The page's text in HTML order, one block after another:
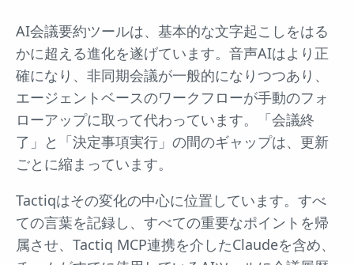
AI会議要約ツールは、基本的な文字起こしをはる
かに超える進化を遂げています。音声AIはより正
確になり、非同期会議が一般的になりつつあり、
エージェントベースのワークフローが手動のフォ
ローアップに取って代わっています。「会議終
了」と「決定事項実行」の間のギャップは、更新
ごとに縮まっています。
Tactiqはその変化の中心に位置しています。すべ
ての言葉を記録し、すべての重要なポイントを帰
属させ、Tactiq MCP連携を介したClaudeを含め、